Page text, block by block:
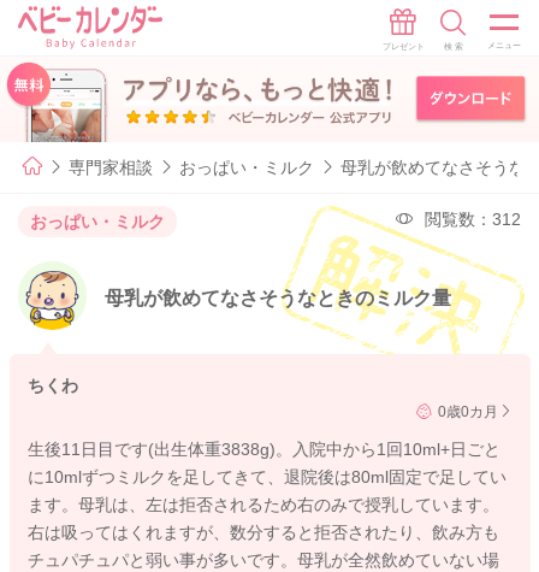
専門家相談 おっぱい・ミルク 母乳が飲めてなさそうな
おっぱい・ミルク 閲覧数：312
母乳が飲めてなさそうなときのミルク量
ちくわ
0歳0カ月
生後11日目です(出生体重3838g)。入院中から1回10ml+日ごと
に10mlずつミルクを足してきて、退院後は80ml固定で足してい
ます。母乳は、左は拒否されるため右のみで授乳しています。
右は吸ってはくれますが、数分すると拒否されたり、飲み方も
チュパチュパと弱い事が多いです。母乳が全然飲めていない場